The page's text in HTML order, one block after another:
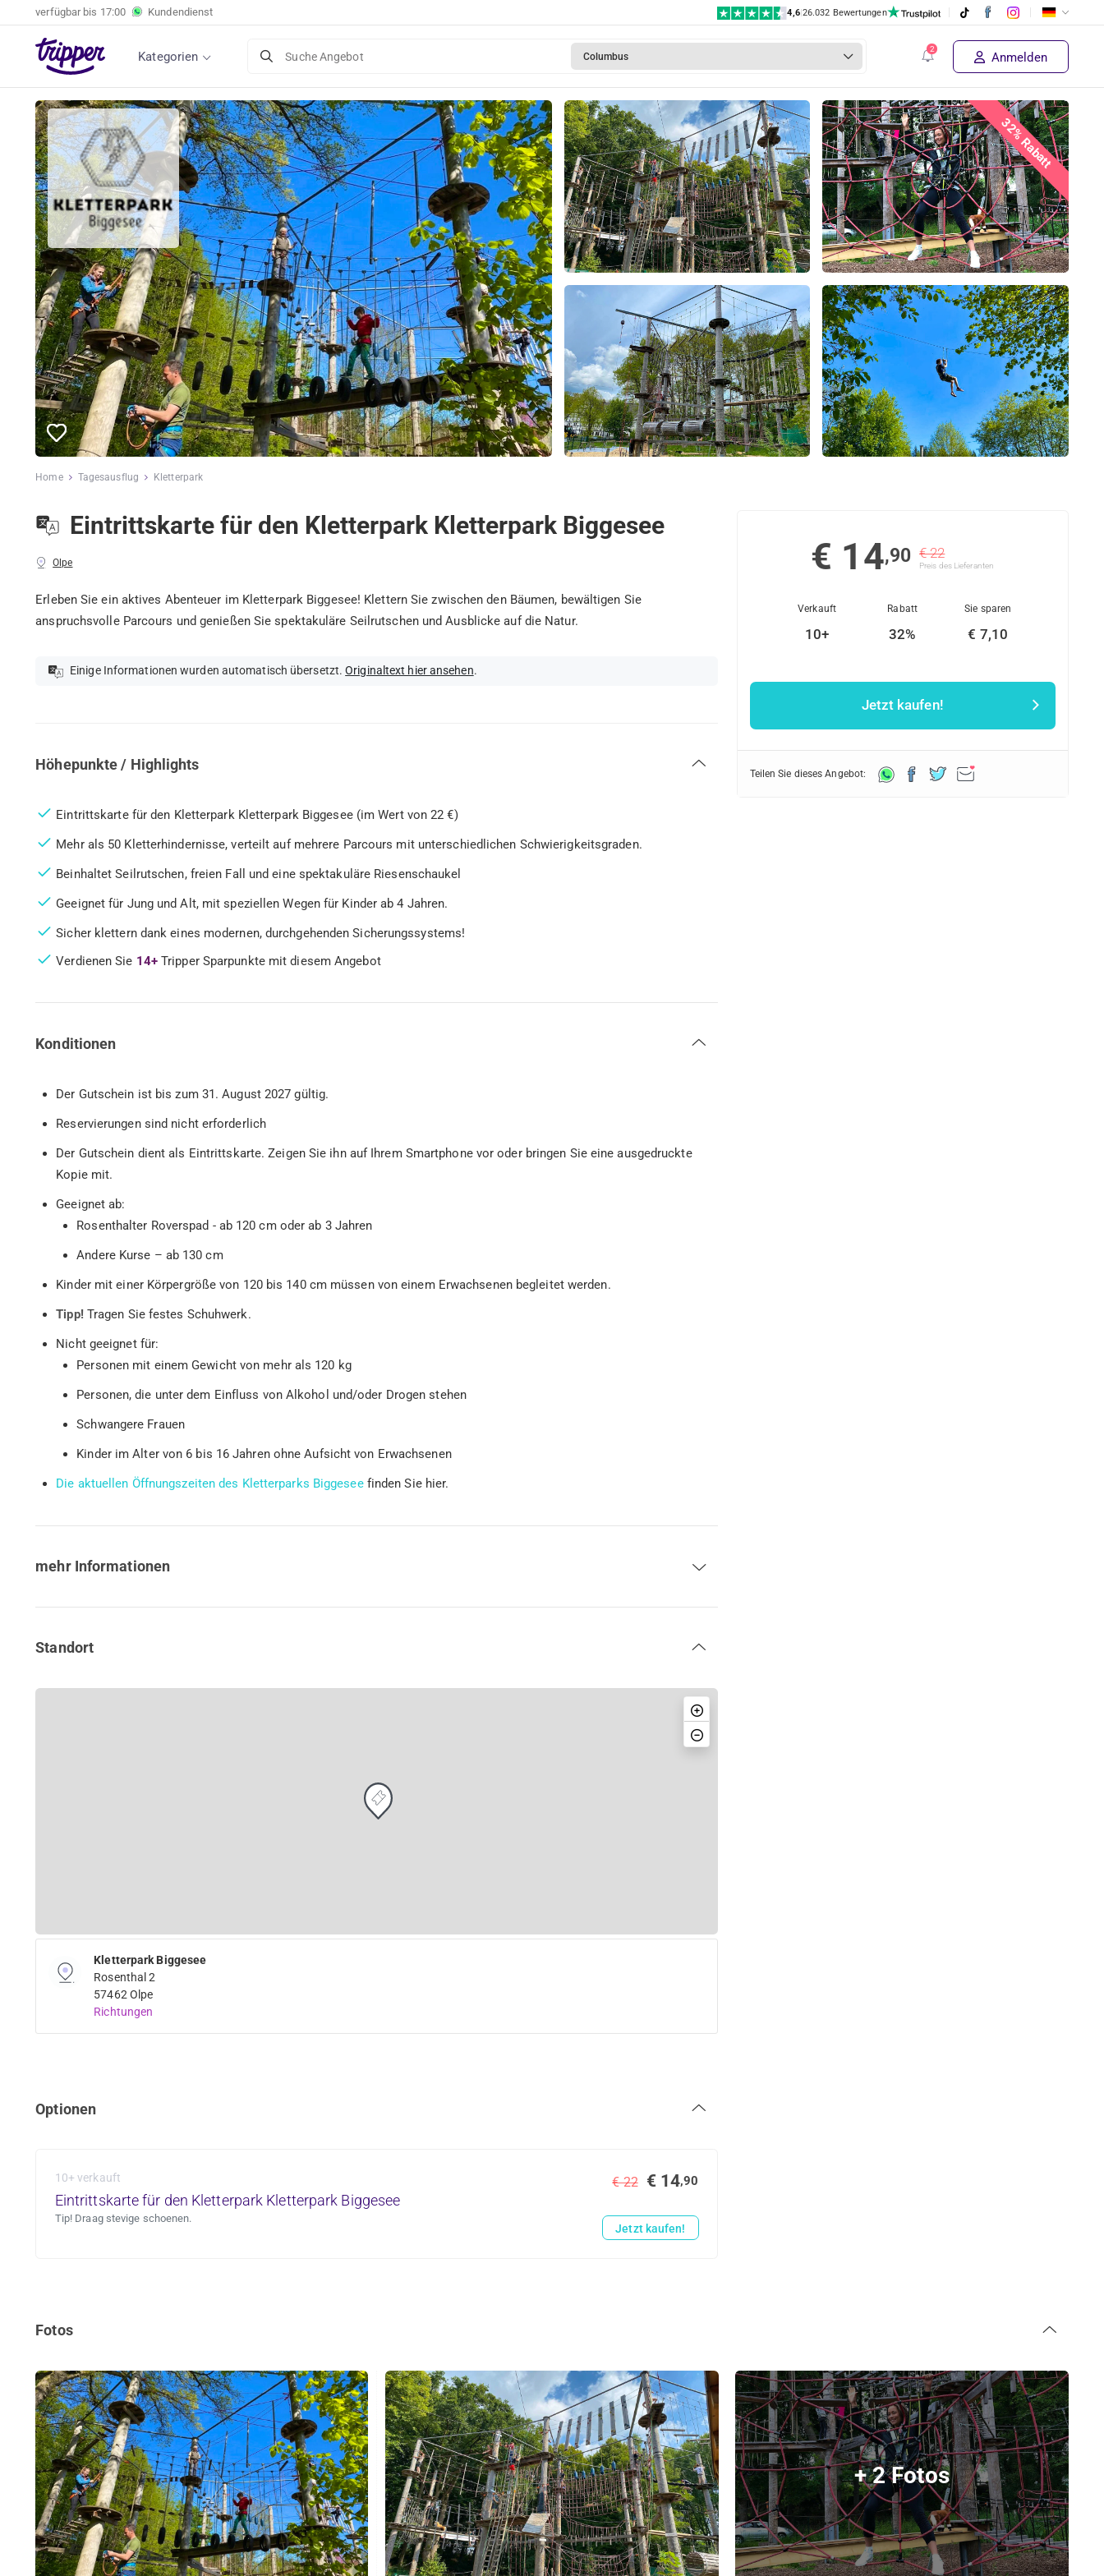
verfügbar bis 17:00 Kundendienst 4,6|26.032 Bewertungen
Kategorien Suche Angebot Columbus Anmelden
32% Rabatt
Home Tagesausflug Kletterpark
Eintrittskarte für den Kletterpark Kletterpark Biggesee
Olpe
Erleben Sie ein aktives Abenteuer im Kletterpark Biggesee! Klettern Sie zwischen den Bäumen, bewältigen Sie
anspruchsvolle Parcours und genießen Sie spektakuläre Seilrutschen und Ausblicke auf die Natur.
Einige Informationen wurden automatisch übersetzt.Originaltext hier ansehen.
Höhepunkte / Highlights
Eintrittskarte für den Kletterpark Kletterpark Biggesee (im Wert von 22 €)
Mehr als 50 Kletterhindernisse, verteilt auf mehrere Parcours mit unterschiedlichen Schwierigkeitsgraden.
Beinhaltet Seilrutschen, freien Fall und eine spektakuläre Riesenschaukel
Geeignet für Jung und Alt, mit speziellen Wegen für Kinder ab 4 Jahren.
Sicher klettern dank eines modernen, durchgehenden Sicherungssystems!
Verdienen Sie 14+Tripper Sparpunkte mit diesem Angebot
Konditionen
Der Gutschein ist bis zum 31. August 2027 gültig.
Reservierungen sind nicht erforderlich
Der Gutschein dient als Eintrittskarte. Zeigen Sie ihn auf Ihrem Smartphone vor oder bringen Sie eine ausgedruckte
Kopie mit.
Geeignet ab:
Rosenthalter Roverspad - ab 120 cm oder ab 3 Jahren
Andere Kurse – ab 130 cm
Kinder mit einer Körpergröße von 120 bis 140 cm müssen von einem Erwachsenen begleitet werden.
Tipp!Tragen Sie festes Schuhwerk.
Nicht geeignet für:
Personen mit einem Gewicht von mehr als 120 kg
Personen, die unter dem Einfluss von Alkohol und/oder Drogen stehen
Schwangere Frauen
Kinder im Alter von 6 bis 16 Jahren ohne Aufsicht von Erwachsenen
Die aktuellen Öffnungszeiten des Kletterparks Biggeseefinden Sie hier.
mehr Informationen
Standort
Kletterpark Biggesee
Rosenthal 2
57462 Olpe
Richtungen
Optionen
10+ verkauft
Eintrittskarte für den Kletterpark Kletterpark Biggesee
Tip! Draag stevige schoenen.
€ 22 € 14,90
Jetzt kaufen!
€ 14,90 € 22
Preis des Lieferanten
Verkauft
10+
Rabatt
32%
Sie sparen
€ 7,10
Jetzt kaufen!
Teilen Sie dieses Angebot:
Fotos
+ 2 Fotos